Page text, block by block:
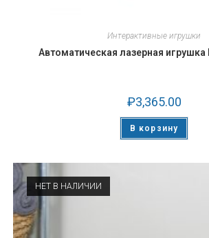
Интерактивные игрушки
Автоматическая лазерная игрушка
₽3,365.00
В корзину
НЕТ В НАЛИЧИИ